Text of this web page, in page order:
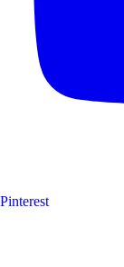
Pinterest